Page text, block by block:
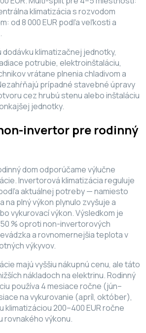
klimatizácia s rozvodom
od 8 000 EUR podľa veľkosti a
klimatizačnej jednotky,
potrubie, elektroinštaláciu,
vrátane plnenia chladivom a
prípadné stavebné úpravy
cez hrubú stenu alebo inštaláciu
jednotky.
invertor pre rodinný
dom odporúčame výlučne
Invertorová klimatizácia reguluje
aktuálnej potreby — namiesto
na plný výkon plynulo zvyšuje a
vykurovací výkon. Výsledkom je
% oproti non-invertorových
a rovnomernejšia teplota v
výkyvov.
majú vyššiu nákupnú cenu, ale táto
nákladoch na elektrinu. Rodinný
používa 4 mesiace ročne (jún–
na vykurovanie (apríl, október),
200–400 EUR ročne
výkonu.